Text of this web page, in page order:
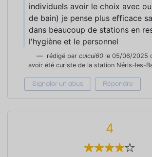
individuels avoir le choix avec
de bain) je pense plus efficace
dans beaucoup de stations en
l'hygiène et le personnel
rédigé par cuicui60 le 05/06/2025
avoir été curiste de la station Néris-les-
Signaler un abus Répondre
4